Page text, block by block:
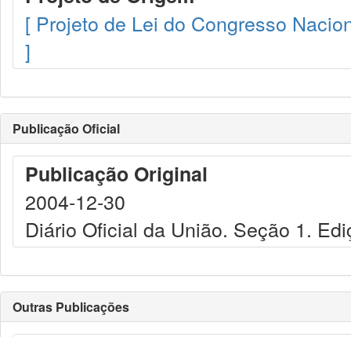
[ Projeto de Lei do Congresso
]
Publicação Oficial
Publicação Original
2004-12-30
Diário Oficial da União. Seção 1.
Outras Publicações